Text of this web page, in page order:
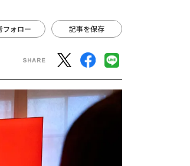
フォロー 記事を保存